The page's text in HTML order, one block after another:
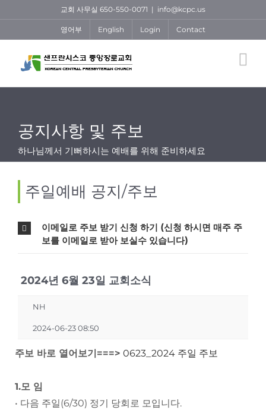
content
교회 사무실 650-550-0071 | info@kcpc.us
영어부 English Login Contact
공지사항 및 주보
하나님께서 기뻐하시는 예배를 위해 준비하세요
주일예배 공지/주보
이메일로 주보 받기 신청 하기 (신청 하시면 매주 주
보를 이메일로 받아 보실수 있습니다)
2024년 6월 23일 교회소식
NH
2024-06-23 08:50
주보 바로 열어보기===> 0623_2024 주일 주보
1.모 임
• 다음 주일(6/30) 정기 당회로 모입니다.